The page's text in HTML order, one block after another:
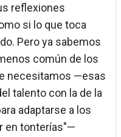
reflexiones
si lo que toca
Pero ya sabemos
común de los
necesitamos —esas
talento con la de la
adaptarse a los
en tonterías"—